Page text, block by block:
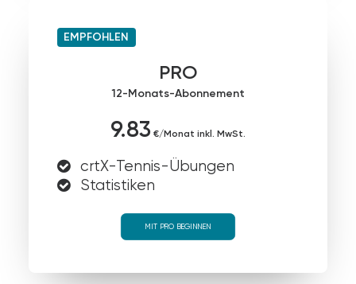
EMPFOHLEN
PRO
12-Monats-Abonnement
9.83 €/Monat inkl. MwSt.
crtX-Tennis-Übungen
Statistiken
MIT PRO BEGINNEN